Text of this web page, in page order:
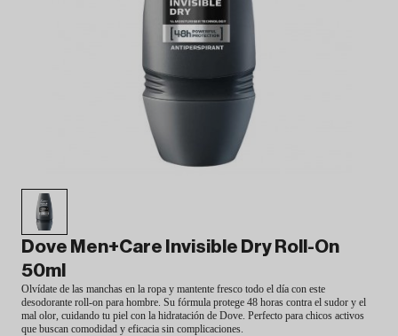
Dove Men+Care Invisible Dry Roll-On
50ml
Olvídate de las manchas en la ropa y mantente fresco todo el día con este
desodorante roll-on para hombre. Su fórmula protege 48 horas contra el sudor y el
mal olor, cuidando tu piel con la hidratación de Dove. Perfecto para chicos activos
que buscan comodidad y eficacia sin complicaciones.